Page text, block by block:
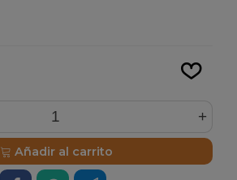
+
Añadir al carrito